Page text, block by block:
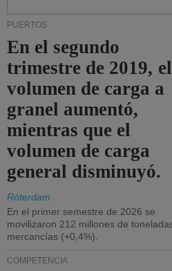
PUERTOS
En el segundo
trimestre de 2019, el
volumen de carga a
granel aumentó,
mientras que el
volumen de carga
general disminuyó.
Róterdam
En el primer semestre de 2026 se
movilizaron 212 millones de
mercancías (+0,4%).
COMPETENCIA